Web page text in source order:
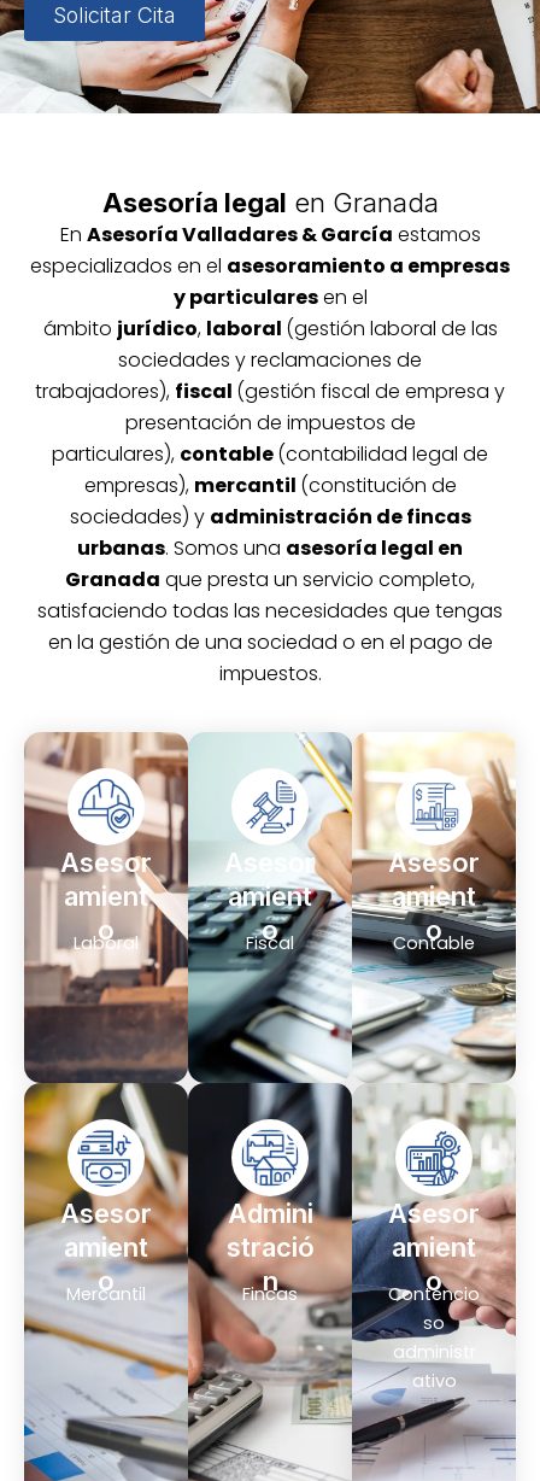
Solicitar Cita
Asesoría legal en Granada
En AsesoríaValladares & García estamos
especializados en el asesoramiento a empresas
y particularesen el
ámbito jurídico, laboral (gestión laboral de las
sociedades y reclamaciones de
trabajadores), fiscal (gestión fiscal de empresa y
presentación de impuestos de
particulares), contable(contabilidad legal de
empresas), mercantil (constitución de
sociedades) y administración de fincas
urbanas. Somos una asesoría legal en
Granada que presta un servicio completo,
satisfaciendo todas las necesidades que tengas
en la gestión de una sociedad o en el pago de
impuestos.
Asesor
amient
o
Laboral
Asesor
amient
o
Fiscal
Asesor
amient
o
Contable
Asesor
amient
o
Mercantil
Admini
stració
n
Fincas
Asesor
amient
o
Contencio
so
administr
ativo